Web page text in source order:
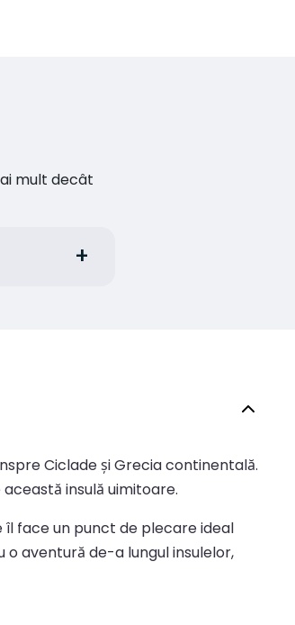
mult decât
Ciclade și Grecia continentală.
insulă uimitoare.
îl face un punct de plecare ideal
aventură de-a lungul insulelor,